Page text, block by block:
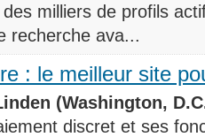
des milliers de profils
recherche ava...
: le meilleur site
(Washington,
discret et ses